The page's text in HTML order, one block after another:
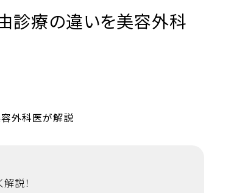
診療の違いを美容外科
説！